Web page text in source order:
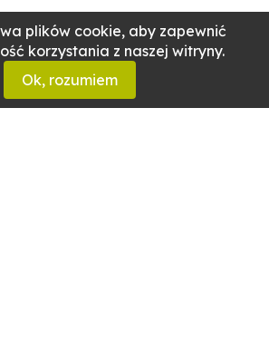
plików cookie, aby zapewnić
korzystania z naszej witryny.
Ok, rozumiem